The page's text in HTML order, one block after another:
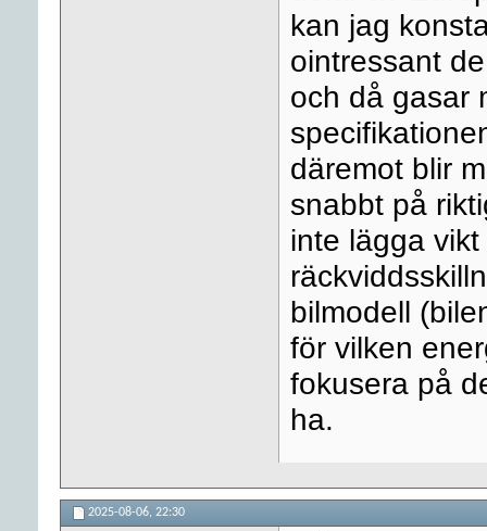
kan jag
ointressant
och då gasar
däremot blir
snabbt på
inte lägga
bilmodell
för vilken
fokusera på
ha.
2025-08-06, 22:30